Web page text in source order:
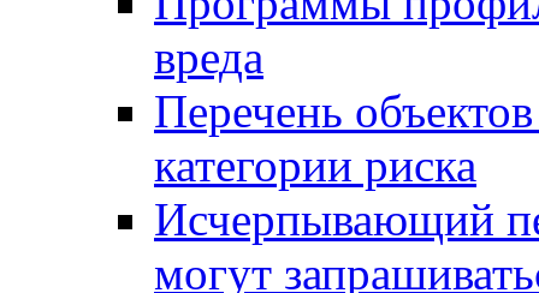
вреда
Перечень
категории риска
Исчерпывающий
могут